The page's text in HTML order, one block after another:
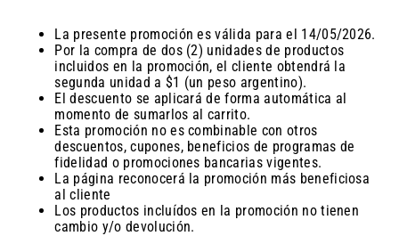
La presente promoción es válida para el 14/05/2026.
Por la compra de dos (2) unidades de productos
incluidos en la promoción, el cliente obtendrá la
segunda unidad a $1 (un peso argentino).
El descuento se aplicará de forma automática al
momento de sumarlos al carrito.
Esta promoción no es combinable con otros
descuentos, cupones, beneficios de programas de
fidelidad o promociones bancarias vigentes.
La página reconocerá la promoción más beneficiosa
al cliente
Los productos incluídos en la promoción no tienen
cambio y/o devolución.